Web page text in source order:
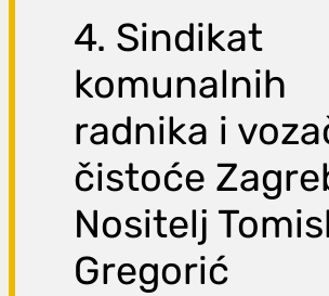
4. Sindikat
komunalnih
radnika i
čistoće
Nositelj
Gregorić